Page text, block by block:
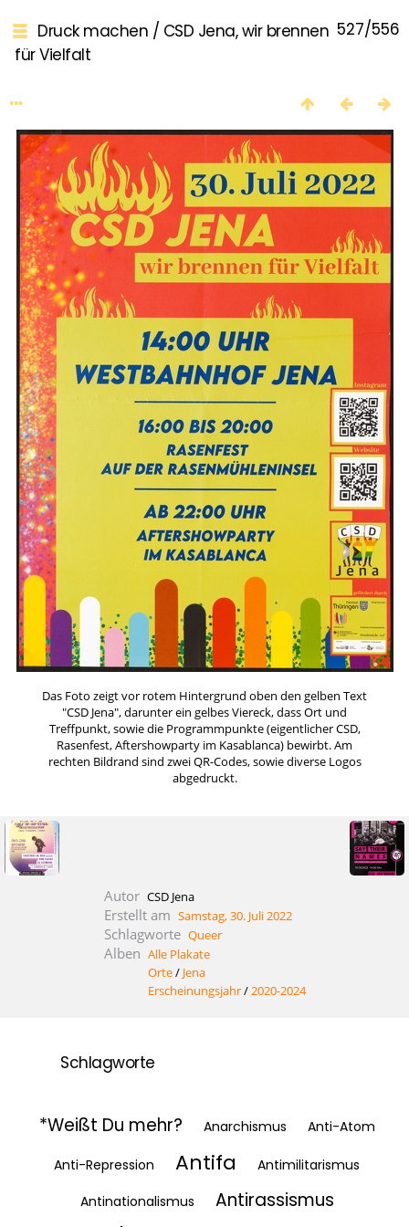
527/556
Druck machen / CSD Jena, wir brennen
für Vielfalt
Das Foto zeigt vor rotem Hintergrund oben den gelben Text
"CSD Jena", darunter ein gelbes Viereck, dass Ort und
Treffpunkt, sowie die Programmpunkte (eigentlicher CSD,
Rasenfest, Aftershowparty im Kasablanca) bewirbt. Am
rechten Bildrand sind zwei QR-Codes, sowie diverse Logos
abgedruckt.
Autor CSD Jena
Erstellt am Samstag, 30. Juli 2022
Schlagworte Queer
Alben Alle Plakate
Orte/ Jena
Erscheinungsjahr/2020-2024
Schlagworte
*Weißt Du mehr? Anarchismus Anti-Atom
Anti-Repression Antifa
Antimilitarismus
Antinationalismus
Antirassismus